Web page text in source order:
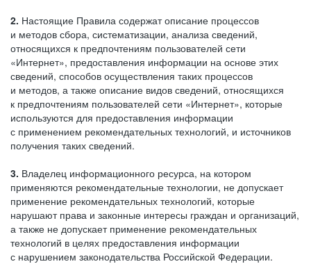
2. Настоящие Правила содержат описание процессов
и методов сбора, систематизации, анализа сведений,
относящихся к предпочтениям пользователей сети
«Интернет», предоставления информации на основе этих
сведений, способов осуществления таких процессов
и методов, а также описание видов сведений, относящихся
к предпочтениям пользователей сети «Интернет», которые
используются для предоставления информации
с применением рекомендательных технологий, и источников
получения таких сведений.
3. Владелец информационного ресурса, на котором
применяются рекомендательные технологии, не допускает
применение рекомендательных технологий, которые
нарушают права и законные интересы граждан и организаций,
а также не допускает применение рекомендательных
технологий в целях предоставления информации
с нарушением законодательства Российской Федерации.